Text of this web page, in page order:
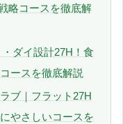
略コースを徹底解
ダイ設計27H！食
ースを徹底解説
ブ｜フラット27H
やさしいコースを